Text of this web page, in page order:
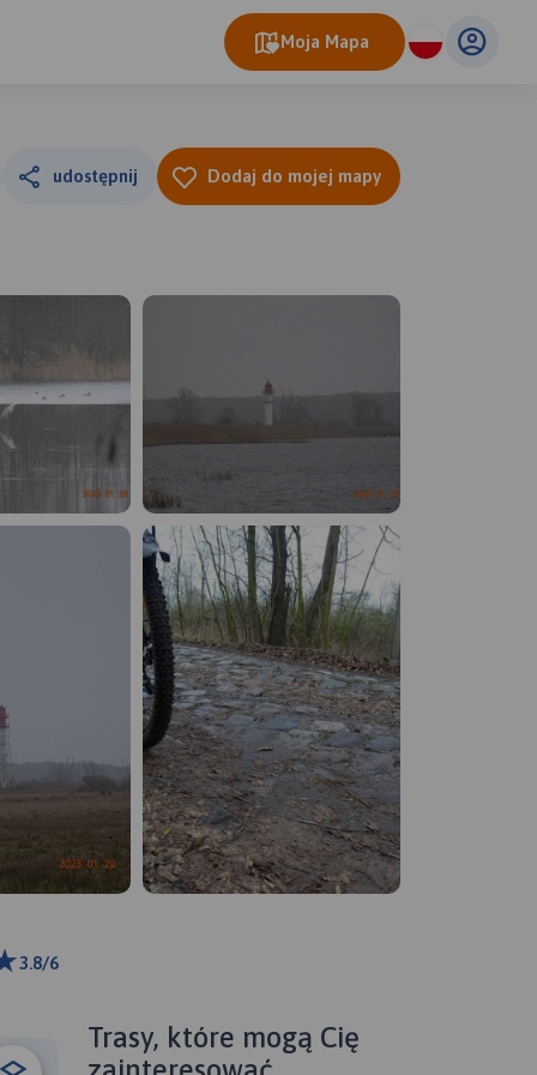
Moja Mapa
udostępnij Dodaj do mojej mapy
3.8/6
Trasy, które mogą Cię